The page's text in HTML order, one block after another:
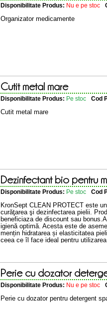
Disponibilitate Produs: Nu e pe stoc
Organizator medicamente
Cutit metal mare
Disponibilitate Produs: Pe stoc Cod
Cutit metal mare
Dezinfectant bio pentru
Disponibilitate Produs: Pe stoc Cod
KronSept CLEAN PROTECT este
curăţarea şi dezinfectarea pielii.
beneficiaza de discount sau
igienă optimă. Acesta este de
mențin hidratarea și elasticitatea
ceea ce îl face ideal pentru
Perie cu dozator
Disponibilitate Produs: Nu e pe stoc
Perie cu dozator pentru detergent